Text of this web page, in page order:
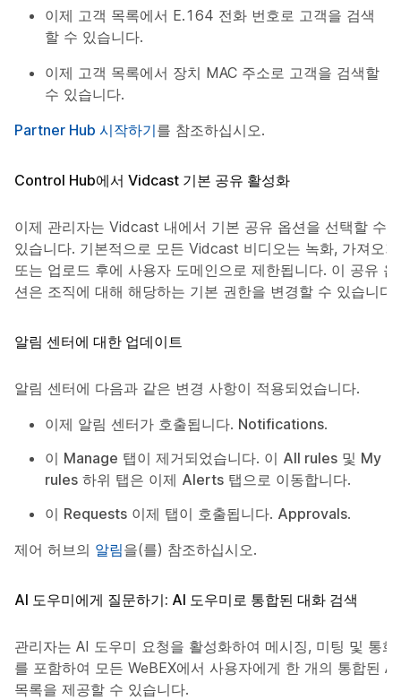
이제 고객 목록에서 E.164 전화 번호로 고객을 검색
할 수 있습니다.
이제 고객 목록에서 장치 MAC 주소로 고객을 검색할
수 있습니다.
Partner Hub 시작하기를 참조하십시오.
Control Hub에서 Vidcast 기본 공유 활성화
이제 관리자는 Vidcast 내에서 기본 공유 옵션을 선택할 수
있습니다. 기본적으로 모든 Vidcast 비디오는 녹화, 가져오기
또는 업로드 후에 사용자 도메인으로 제한됩니다. 이 공유 옵
션은 조직에 대해 해당하는 기본 권한을 변경할 수 있습니다.
알림 센터에 대한 업데이트
알림 센터에 다음과 같은 변경 사항이 적용되었습니다.
이제 알림 센터가 호출됩니다. Notifications.
이 Manage 탭이 제거되었습니다. 이 All rules 및 My
rules 하위 탭은 이제 Alerts 탭으로 이동합니다.
이 Requests 이제 탭이 호출됩니다. Approvals.
제어 허브의 알림을(를) 참조하십시오.
AI 도우미에게 질문하기: AI 도우미로 통합된 대화 검색
관리자는 AI 도우미 요청을 활성화하여 메시징, 미팅 및 통화
를 포함하여 모든 WeBEX에서 사용자에게 한 개의 통합된 AI
목록을 제공할 수 있습니다.